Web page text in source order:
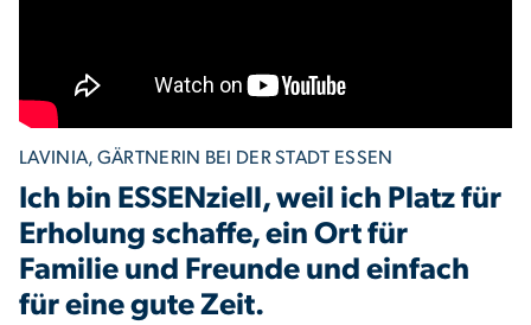
LAVINIA, GÄRTNERIN BEI DER STADT ESSEN
Ich bin ESSENziell, weil ich Platz für
Erholung schaffe, ein Ort für
Familie und Freunde und einfach
für eine gute Zeit.